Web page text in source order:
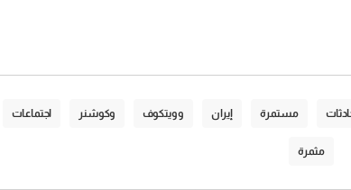
مستمرة إيران وويتكوف وكوشنر اجتماعات
مثمرة